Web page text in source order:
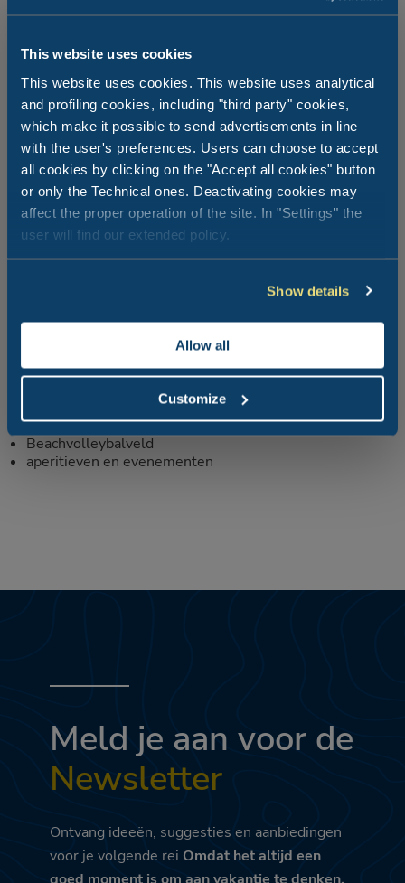
This website uses cookies
This website uses cookies. This website uses analytical
and profiling cookies, including "third party" cookies,
which make it possible to send advertisements in line
with the user's preferences. Users can choose to accept
all cookies by clicking on the "Accept all cookies" button
or only the Technical ones. Deactivating cookies may
affect the proper operation of the site. In "Settings" the
user will find our extended policy.
Show details
Allow all
Customize
Milieuvriendelijk, maar met veel
diensten: de Kitebar
Als je besluit om een dag op het strand door te brengen,
wordt onze Kitebar je belangrijkste referentiepunt voor
het boeken van alle diensten of voor een snelle snack. Dit
koffie, snackbar, ijs
Verhuur van parasols en ligbedden
verhuur van windsurf, kitesurf, paddle SUP
Beachvolleybalveld
aperitieven en evenementen
Meld je aan voor de
Newsletter
Ontvang ideeën, suggesties en aanbiedingen
voor je volgende rei Omdat het altijd een